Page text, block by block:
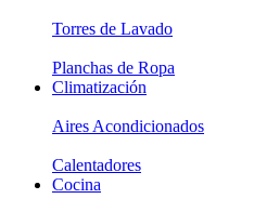
Torres de Lavado
Planchas de Ropa
Climatización
Aires Acondicionados
Calentadores
Cocina